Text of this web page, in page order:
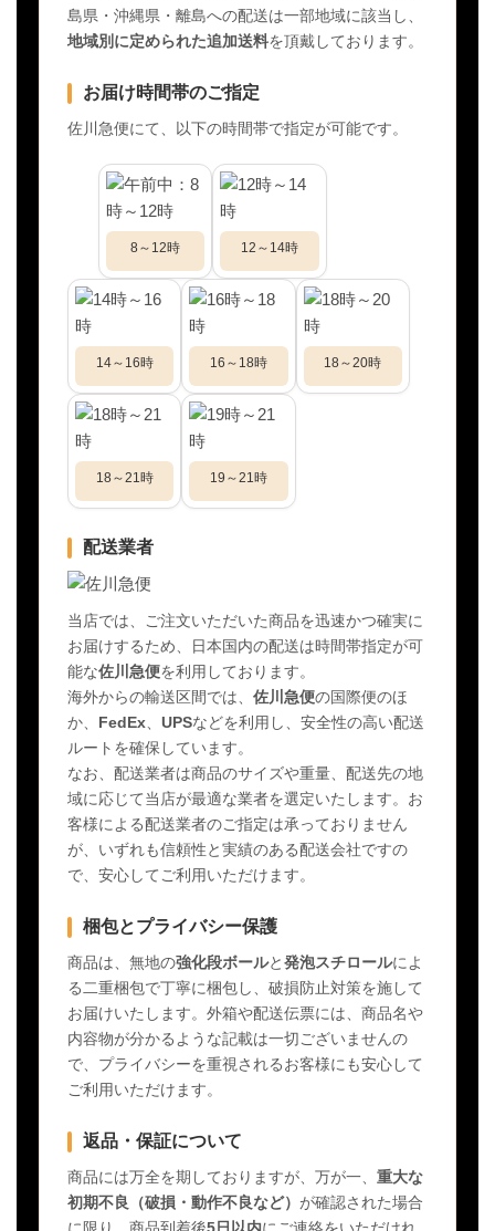
島県・沖縄県・離島への配送は一部地域に該当し、
地域別に定められた追加送料を頂戴しております。
お届け時間帯のご指定
佐川急便にて、以下の時間帯で指定が可能です。
8～12時 12～14時
14～16時 16～18時 18～20時
18～21時 19～21時
配送業者
当店では、ご注文いただいた商品を迅速かつ確実に
お届けするため、日本国内の配送は時間帯指定が可
能な佐川急便を利用しております。
海外からの輸送区間では、 佐川急便の国際便のほ
か、 FedEx UPSなどを利用し、安全性の高い配送
ルートを確保しています。
なお、配送業者は商品のサイズや重量、配送先の地
域に応じて当店が最適な業者を選定いたします。お
客様による配送業者のご指定は承っておりません
が、いずれも信頼性と実績のある配送会社ですの
で、安心してご利用いただけます。
梱包とプライバシー保護
商品は、無地の強化段ボールと発泡スチロールによ
る二重梱包で丁寧に梱包し、破損防止対策を施して
お届けいたします。外箱や配送伝票には、商品名や
内容物が分かるような記載は一切ございませんの
で、プライバシーを重視されるお客様にも安心して
ご利用いただけます。
返品・保証について
商品には万全を期しておりますが、万が一、 重大な
初期不良（破損・動作不良など） が確認された場合
に限り、商品到着後5日以内にご連絡をいただけれ